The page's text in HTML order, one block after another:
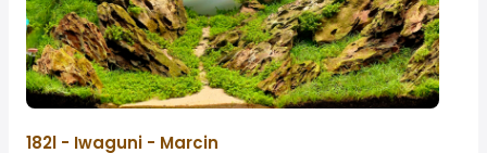
182l - Iwaguni - Marcin